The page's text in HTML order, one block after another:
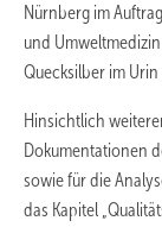
Nürnberg im
und
Quecksilber im
Hinsichtlich
Dokumentationen
sowie für die
das Kapitel